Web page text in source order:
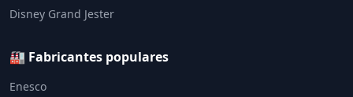
Disney Grand Jester
🏭 Fabricantes populares
Enesco